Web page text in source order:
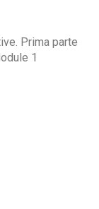
Prima parte
1